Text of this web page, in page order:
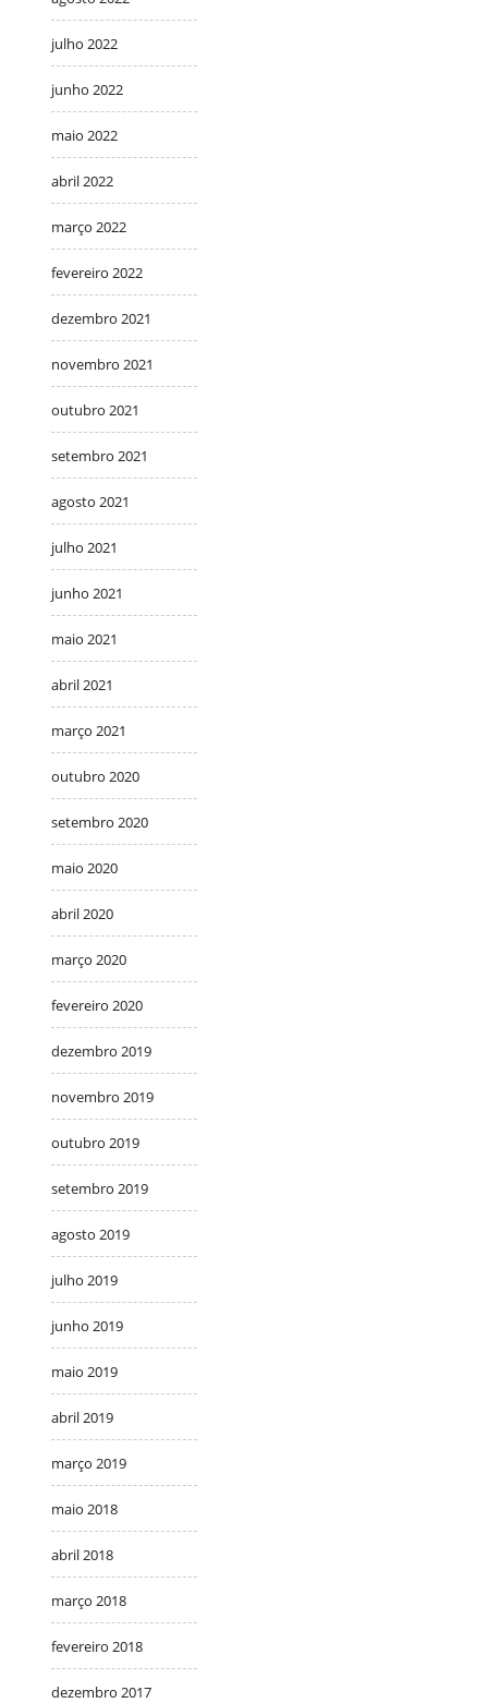
julho 2022
junho 2022
maio 2022
abril 2022
março 2022
fevereiro 2022
dezembro 2021
novembro 2021
outubro 2021
setembro 2021
agosto 2021
julho 2021
junho 2021
maio 2021
abril 2021
março 2021
outubro 2020
setembro 2020
maio 2020
abril 2020
março 2020
fevereiro 2020
dezembro 2019
novembro 2019
outubro 2019
setembro 2019
agosto 2019
julho 2019
junho 2019
maio 2019
abril 2019
março 2019
maio 2018
abril 2018
março 2018
fevereiro 2018
dezembro 2017